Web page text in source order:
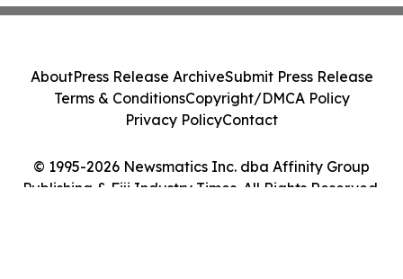
© 1995-2026 Newsmatics Inc. dba Affinity Group
Publishing & Fiji Industry Times. All Rights Reserved.
AboutPress Release ArchiveSubmit Press Release
Terms & ConditionsCopyright/DMCA Policy
Privacy PolicyContact